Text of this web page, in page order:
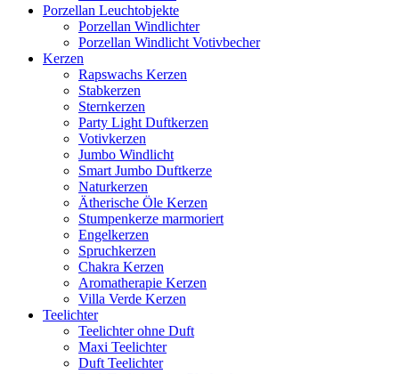
Porzellan Leuchtobjekte
Porzellan Windlichter
Porzellan Windlicht Votivbecher
Kerzen
Rapswachs Kerzen
Stabkerzen
Sternkerzen
Party Light Duftkerzen
Votivkerzen
Jumbo Windlicht
Smart Jumbo Duftkerze
Naturkerzen
Ätherische Öle Kerzen
Stumpenkerze marmoriert
Engelkerzen
Spruchkerzen
Chakra Kerzen
Aromatherapie Kerzen
Villa Verde Kerzen
Teelichter
Teelichter ohne Duft
Maxi Teelichter
Duft Teelichter